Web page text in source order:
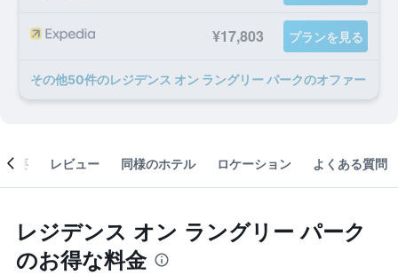
¥17,803 プランを見る
​その他50​件のレジデンス オン ラングリー パークのオファー
概要 レビュー 同様のホテル ロケーション よくある質問
レジデンス オン ラングリー パーク
のお得な料金